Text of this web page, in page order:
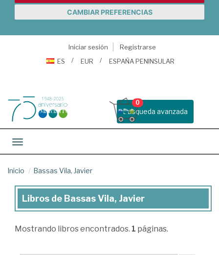
CAMBIAR PREFERENCIAS
Iniciar sesión
Registrarse
ES
EUR ESPAÑA PENINSULAR
Busqueda avanzada
0
Toggle navigation
Inicio Bassas Vila, Javier
Libros
Bassas
Libros de Bassas Vila, Javier
Mostrando libros encontrados. 1 páginas.